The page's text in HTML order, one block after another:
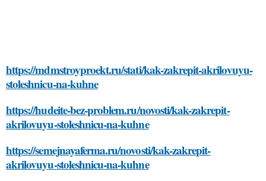
https://mdmstroyproekt.ru/stati/kak-zakrepit-akrilovuyu-
stoleshnicu-na-kuhne
https://hudeite-bez-problem.ru/novosti/kak-zakrepit-
akrilovuyu-stoleshnicu-na-kuhne
https://semejnayaferma.ru/novosti/kak-zakrepit-
akrilovuyu-stoleshnicu-na-kuhne